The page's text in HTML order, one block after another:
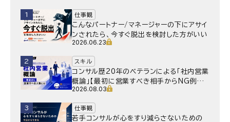
1 仕事観
こんなパートナー/マネージャーの下にアサイ
ンされたら、今すぐ脱出を検討した方がいい
2026.06.23
2 スキル
コンサル歴20年のベテランによる「社内営業
概論」【最初に営業すべき相手からNG例ま
で】
2026.08.03
3 仕事観
若手コンサルが心をすり減らさないための